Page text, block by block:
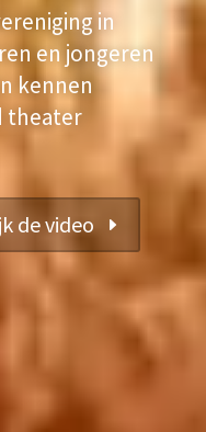
in
en jongeren
kennen
theater
de video